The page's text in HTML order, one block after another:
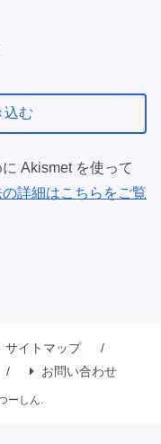
込む
Akismet を使って
詳細はこちらをご覧
サイトマップ
お問い合わせ
ーしん.